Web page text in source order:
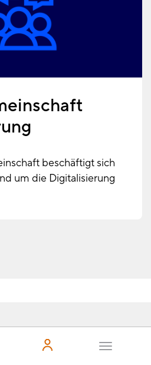
beschäftigt sich
um die Digitalisierung
zur